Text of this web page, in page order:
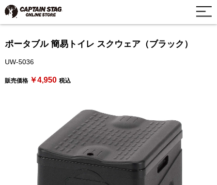
ポータブル 簡易トイレ スクウェア（ブラック）
UW-5036
販売価格 ￥4,950 税込